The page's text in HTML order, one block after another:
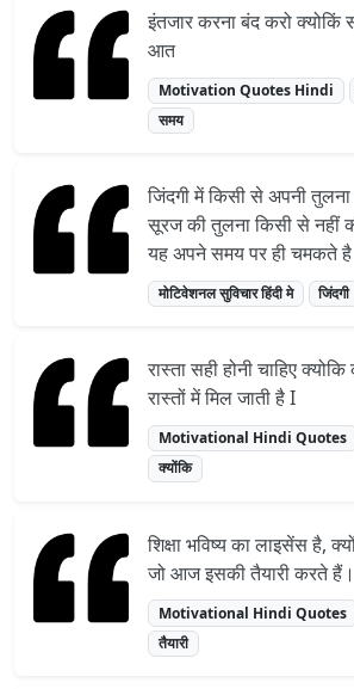
इंतजार करना बंद करो क्योकिं
आत
Motivation Quotes Hindi
समय
जिंदगी में किसी से अपनी
सूरज की तुलना किसी से नहीं
यह अपने समय पर ही चमकते है
मोटिवेशनल सुविचार हिंदी मे जिंदगी
रास्ता सही होनी चाहिए
रास्तों में मिल जाती है I
Motivational Hindi Quotes
क्योंकि
शिक्षा भविष्य का लाइसेंस है,
जो आज इसकी तैयारी करते हैं।
Motivational Hindi Quotes
तैयारी